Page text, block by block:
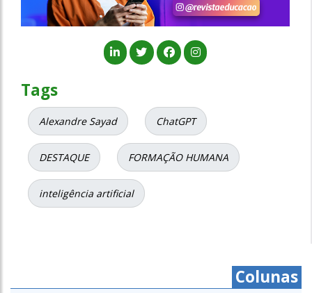
Tags
Alexandre Sayad ChatGPT
DESTAQUE FORMAÇÃO HUMANA
inteligência artificial
Colunas